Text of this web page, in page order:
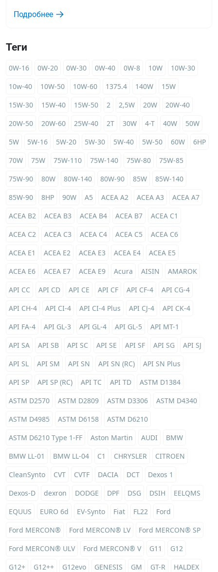
Теги
0W-16 0W-20 0W-30 0W-40 0W-8 10W
10W-30
10w-40
10W-50 10W-60 1375.4 140W
15W
15W-30
15W-40 15W-50 2 2,5W 20W
20W-40
20W-50
20W-60 25W-40 2T 30W 4-T 40W
50W
5W
5W-16 5W-20 5W-30 5W-40 5W-50 60W
6HP
70W
75W 75W-110 75W-140 75W-80
75W-85
75W-90
80W 80W-140 80W-90 85W
85W-140
85W-90
8HP 90W A5 ACEA A2 ACEA A3
ACEA A7
ACEA B2
ACEA B3 ACEA B4 ACEA B7
ACEA C1
ACEA C2
ACEA C3 ACEA C4 ACEA C5
ACEA C6
ACEA E1
ACEA E2 ACEA E3 ACEA E4
ACEA E5
ACEA E6
ACEA E7 ACEA E9 Acura AISIN
AMAROK
API CC
API CD API CE API CF API CF-4
API CG-4
API CH-4
API CI-4 API CI-4 Plus API CJ-4
API CK-4
API FA-4
API GL-3 API GL-4 API GL-5
API MT-1
API SA
API SB API SC API SE API SF API SG
API SJ
API SL
API SM API SN API SN (RC)
API SN Plus
API SP
API SP (RC) API TC API TD
ASTM D1384
ASTM D2570
ASTM D2809 ASTM D3306
ASTM D4340
ASTM D4985
ASTM D6158
ASTM D6210
ASTM D6210 Type 1-FF
Aston Martin AUDI
BMW
BMW LL-01
BMW LL-04 C1 CHRYSLER
CITROEN
CleanSynto
CVT CVTF DACIA DCT
Dexos 1
Dexos-D
dexron DODGE DPF DSG DSIH
EELQMS
EQUUS
EURO 6d EV-Synto Fiat FL22
Ford
Ford MERCON®
Ford MERCON® LV
Ford MERCON® SP
Ford MERCON® ULV
Ford MERCON® V G11
G12
G12+
G12++ G12evo GENESIS GM GT-R
HALDEX
Подробнее